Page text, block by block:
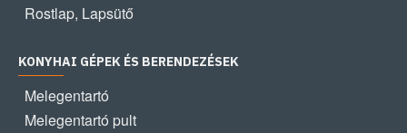
Rostlap, Lapsütő
KONYHAI GÉPEK ÉS BERENDEZÉSEK
Melegentartó
Melegentartó pult